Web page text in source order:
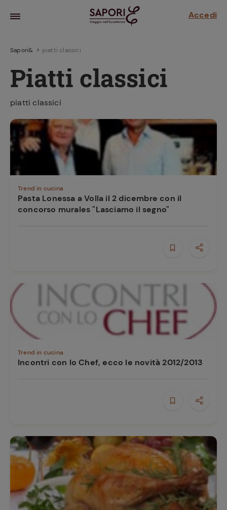
Accedi
sensi di
Sapori& piatti classici
Piatti classici
piatti classici
Trend in cucina
Pasta Lonessa a Volla il 2 dicembre con il
concorso murales "Lasciamo il segno"
Trend in cucina
Incontri con lo Chef, ecco le novità 2012/2013